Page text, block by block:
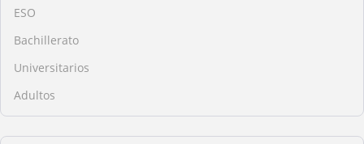
ESO
Bachillerato
Universitarios
Adultos